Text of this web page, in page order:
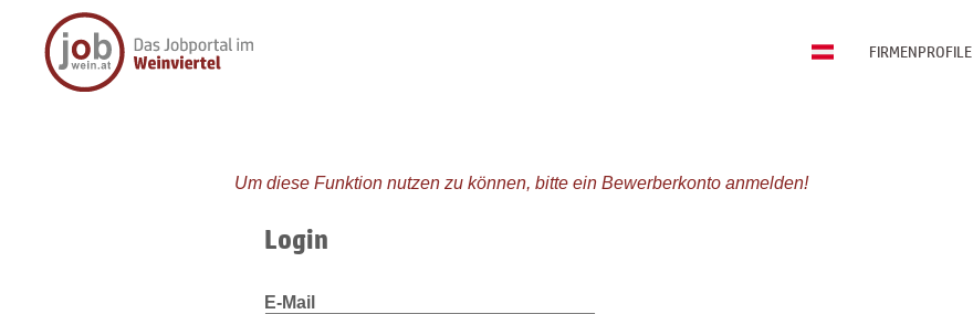
FIRMENPROFILE
Um diese Funktion nutzen zu können, bitte ein Bewerberkonto anmelden!
Login
E-Mail